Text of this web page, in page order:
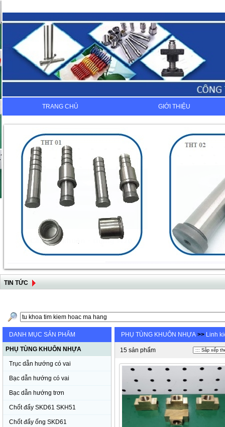
TRANG CHỦ GIỚI THIỆU
TIN TỨC
DANH MỤC SẢN PHẨM
PHỤ TÙNG KHUÔN NHỰA
Trục dẫn hướng có vai
Bạc dẫn hướng có vai
Bạc dẫn hướng trơn
Chốt đẩy SKD61 SKH51
Chốt đẩy ống SKD61
PHỤ TÙNG KHUÔN NHỰA >> Linh
15 sản phẩm